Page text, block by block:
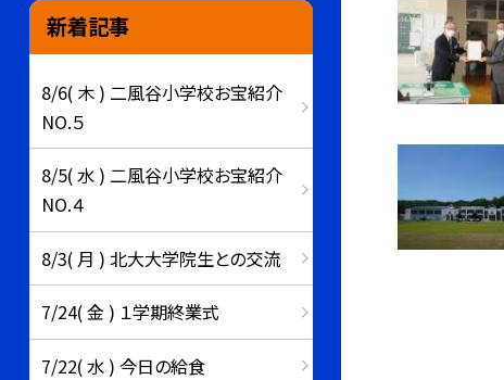
新着記事
8/6( 木 ) 二風谷小学校お宝紹介
NO.５
8/5( 水 ) 二風谷小学校お宝紹介
NO.４
8/3( 月 ) 北大大学院生との交流
7/24( 金 ) １学期終業式
7/22( 水 ) 今日の給食